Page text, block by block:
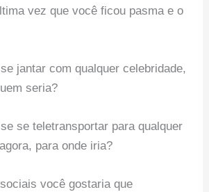
vez que você ficou pasma e o
jantar com qualquer celebridade,
seria?
se teletransportar para qualquer
para onde iria?
você gostaria que